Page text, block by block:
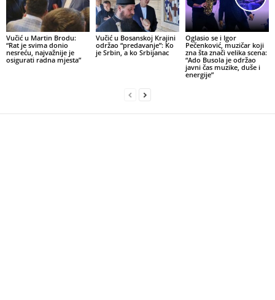
Vučić u Martin Brodu:
“Rat je svima donio
nesreću, najvažnije je
osigurati radna mjesta”
Vučić u Bosanskoj Krajini
održao “predavanje”: Ko
je Srbin, a ko Srbijanac
Oglasio se i Igor
Pečenković, muzičar koji
zna šta znači velika scena:
“Ado Busola je održao
javni čas muzike, duše i
energije”